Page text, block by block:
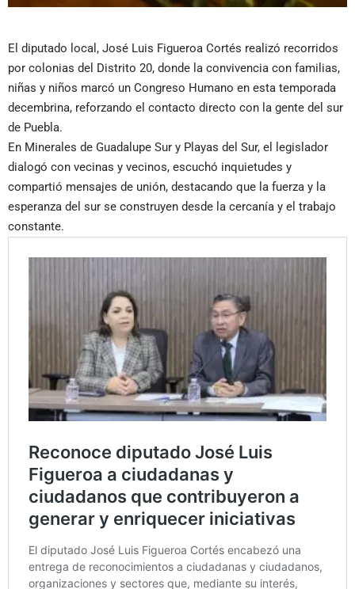
El diputado local, José Luis Figueroa Cortés realizó recorridos
por colonias del Distrito 20, donde la convivencia con familias,
niñas y niños marcó un Congreso Humano en esta temporada
decembrina, reforzando el contacto directo con la gente del sur
de Puebla.
En Minerales de Guadalupe Sur y Playas del Sur, el legislador
dialogó con vecinas y vecinos, escuchó inquietudes y
compartió mensajes de unión, destacando que la fuerza y la
esperanza del sur se construyen desde la cercanía y el trabajo
constante.